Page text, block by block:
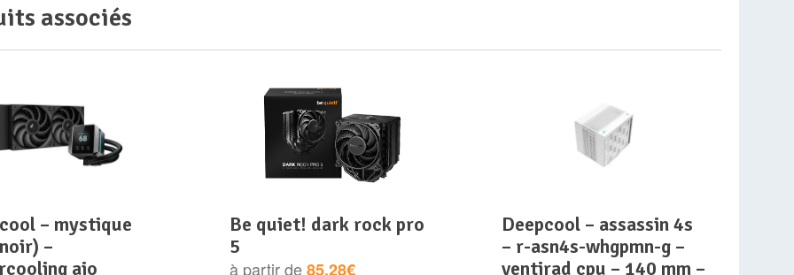
associés
–
aio
be quiet! dark rock pro
5
à partir de85.28€
deepcool – assassin 4s
– r-asn4s-whgpmn-g –
ventirad cpu – 140 mm –